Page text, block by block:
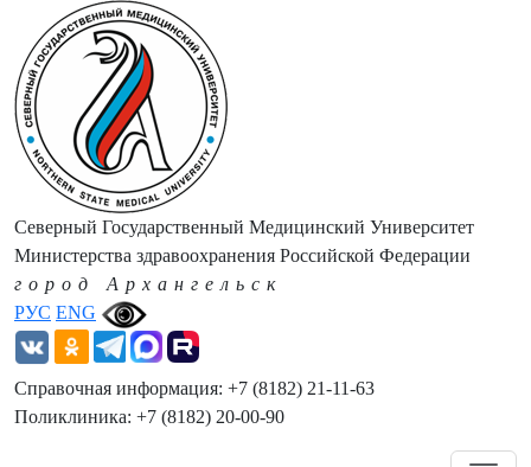
РУС ENG
Северный Государственный Медицинский Университет
Министерства здравоохранения Российской Федерации
город Архангельск
Справочная информация: +7 (8182) 21-11-63
Поликлиника: +7 (8182) 20-00-90